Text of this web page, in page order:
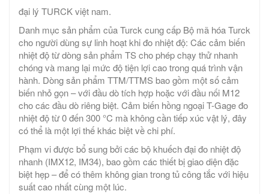
đại lý TURCK việt nam.
Danh mục sản phẩm của Turck cung cấp Bộ mã hóa Turck
cho người dùng sự linh hoạt khi đo nhiệt độ: Các cảm biến
nhiệt độ từ dòng sản phẩm TS cho phép chạy thử nhanh
chóng và mang lại mức độ tiện lợi cao trong quá trình vận
hành. Dòng sản phẩm TTM/TTMS bao gồm một số cảm
biến nhỏ gọn – với đầu dò tích hợp hoặc với đầu nối M12
cho các đầu dò riêng biệt. Cảm biến hồng ngoại T-Gage đo
nhiệt độ từ 0 đến 300 °C mà không cần tiếp xúc vật lý, đây
có thể là một lợi thế khác biệt về chi phí.
Phạm vi được bổ sung bởi các bộ khuếch đại đo nhiệt độ
nhanh (IMX12, IM34), bao gồm các thiết bị giao diện đặc
biệt hẹp – để có thêm không gian trong tủ công tắc với hiệu
suất cao nhất cùng một lúc.